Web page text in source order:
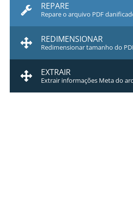
REPARE
Repare o arquivo PDF
REDIMENSIONAR
Redimensionar tamanho do
EXTRAIR
Extrair informações Meta do